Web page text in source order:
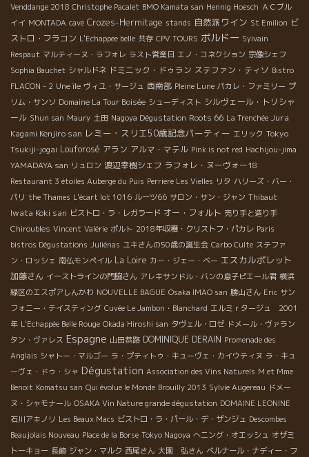
Venddange 2018 Christophe Pacalet BMO Kamata san Hennig Hoesch ＡＣブル
イイ MONTADA cave Crozes-Hermitage stands 自然派ワイン St Emilion ビ
ストロ・フラコン L'Echappee belle 共存 CPV TOURS ボルドー Syivain
Respaut マルティーヌ・ラフォレ ラスト営業日 エノ・コネクション 宗像シェフ
Sophia Bauchet シャルドネ ドミニック・ドゥラン ステファン・ティソ Bistro
FLACON - 2 Une île ヴィユ・サージュ 西南部 Pleine Lune パカレ・ファミリー プ
リム・サンソ Domaine La Tour Boisée シューディスト シルヴェール・トリシャ
ール Shun san Maury 土田 Nagoya Dégustation Roots 66 La Trenchée Jura
Kagami Kenjiro san レミー・スリエ50歳記念パーティー エリック Tokyo
Tsukiji-jogai Louforosé アラン アルマ・マテル Pink is not red Hachijou-jima
YAMADAYA san リュロン 渡辺幸樹シェフ ラフォレ・ヌーヴォー18
Restaurant 3 étoiles Auberge du Puis Perriere Les Vielles リタ ハリーズ・バー・
パリ the Thames L'écart lot 1016 ルーツ66 サロン・サン・ジャン Thibaut
Iwata Koki san ビストロ・ラ・レガラード オー・フォルト 売り手と造り手
Chiroubles Vincent Valérie ポルト 2018年収穫・クリストフ・パカレ Paris
bistros Dégustations Juliénas ユキさんの50歳の誕生会 Carbo Culte ステファ
ン・ロッシェ 南仏モンペイル La Loire カー・ジェー・ベー エスカルポレット
加藤さん イーストラインの門脇さん アレキサンドル・バンの息子ピエール君 横浜
緑区のエスポアしんかわ NOUVELLE BAGUE Osaka IMAO san 勝山さん Eric サン
フォニー・テイスティング Cuvée Le Jambon・Blanchard エルミｒタージュ 2001
年 L'Echappée Belle Rouge Okada Hiroshi san タヴェル・ロゼ ドメール・ヴァラン
タン・ヴァレス Espagne 山田恭路 DOMINIQUE DERAIN Promenade des
Anglais シャトー・マルゴー ラ・プティトゥ・キューヴェ・カイウティヌ ラ・キュ
ーヴェ・ドゥ・シャ Dégustation Association des Vins Naturels M et Mme
Benoit Komatsu san Qui évolue le Monde Brouilly 2013 Sylvie Augereau ドメー
ヌ・シャモナール OSAKA Vin Nature grande dégustation DOMAINE LEONINE
石川アキノリ Les Beaux Macs ビストロ・ラ・パール・デ・ザンジュ Descombes
Beaujolais Nouveau Place de la Borse Tokyo Nagoya へニング・オエッシュ オザミ
トーキョー 長崎 ジャン・マルク 西尾さん 大園 弘さん ベルナール・ナディー・フ